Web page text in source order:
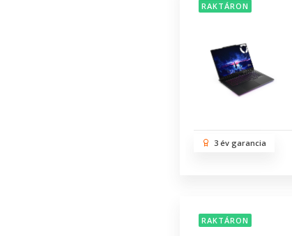
RAKTÁRON
3 év garancia
RAKTÁRON